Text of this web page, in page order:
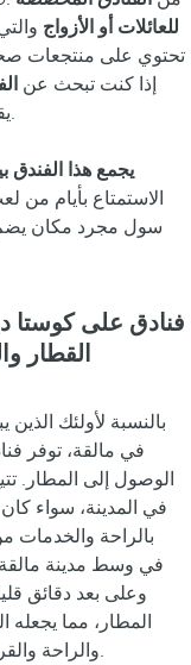
للعائلات أو الأزواج
تحتوي على منتجعات
إذا كنت تبحث عن
Barceló Marbella يقدم نفسه كخيار لا يُضاهى.
يجمع هذا الفندق
الاستمتاع بأيام من
سول مجرد مكان يضم
فنادق على كوستا
القطار
بالنسبة لأولئك
في مالقة، توفر
الوصول إلى المطار.
في المدينة، سواء
بالراحة والخدمات
المطار، مما يجعله
والراحة والقرب من المعالم السياحية الرئيسية في المدينة.